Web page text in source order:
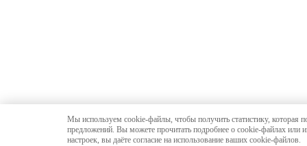
Мы используем cookie-файлы, чтобы получить статистику, которая
предложений. Вы можете прочитать подробнее о cookie-файлах или
настроек, вы даёте согласие на использование ваших cookie-файлов.